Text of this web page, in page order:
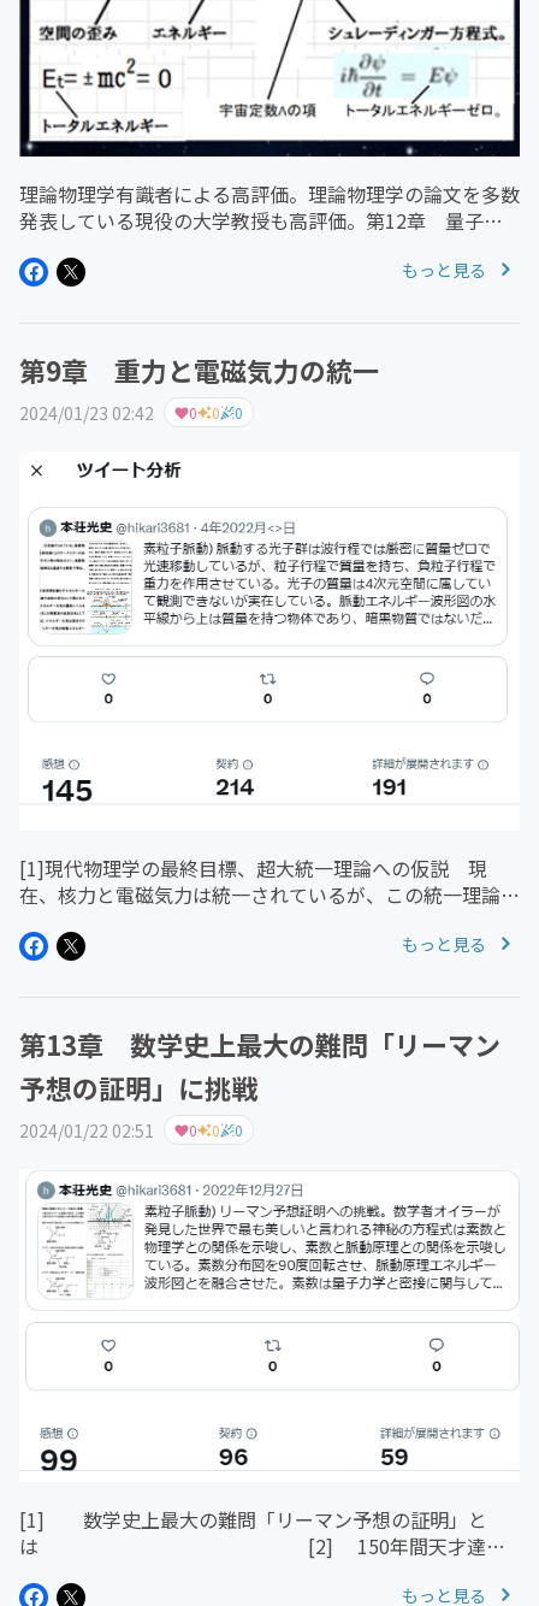
理論物理学有識者による高評価。理論物理学の論文を多数
発表している現役の大学教授も高評価。第12章 量子重
定数をゼロにした根拠[3] 量子重力方程式への挑戦[4]
もっと見る
第9章 重力と電磁気力の統一
2024/01/23 02:42 0 0 0
[1]現代物理学の最終目標、超大統一理論への仮説 現
在、核力と電磁気力は統一されているが、この統一理論と
理論が研究されているが、いまだ完成とは遠いレベルにあ
もっと見る
第13章 数学史上最大の難問「リーマン
予想の証明」に挑戦
2024/01/22 02:51 0 0 0
[1] 数学史上最大の難問「リーマン予想の証明」と
は [2] 150年間天才達の
[3] 素数の謎、数学史上最大の難問、リーマン予想の証
もっと見る